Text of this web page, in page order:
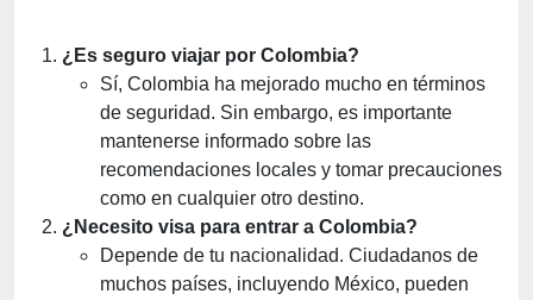
¿Es seguro viajar por Colombia?
Sí, Colombia ha mejorado mucho en términos
de seguridad. Sin embargo, es importante
mantenerse informado sobre las
recomendaciones locales y tomar precauciones
como en cualquier otro destino.
¿Necesito visa para entrar a Colombia?
Depende de tu nacionalidad. Ciudadanos de
muchos países, incluyendo México, pueden